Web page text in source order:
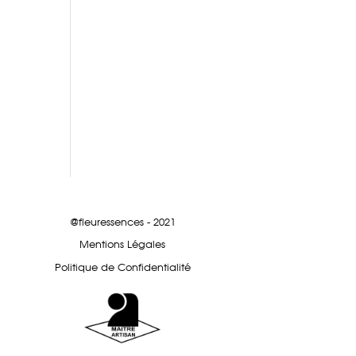
@fleuressences - 2021
Mentions Légales
Politique de Confidentialité